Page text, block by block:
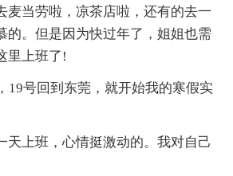
麦当劳啦，凉茶店啦，还有的去一
的。但是因为快过年了，姐姐也需
里上班了!
号回到东莞，就开始我的寒假实
上班，心情挺激动的。我对自己